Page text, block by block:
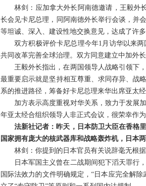
林剑：应加拿大外长阿南德邀请，王毅外
长会见卡尼总理，同阿南德外长举行会谈，并
等坦诚、深入、建设性地交换意见，达成了许多
双方积极评价卡尼总理今年1月访华以来
共同改革完善全球治理。双方同意建立中加外
王毅外长指出，在两国领导人战略引领下
最重要启示就是坚持相互尊重、求同存异、战
系的推进路径，筹备好卡尼总理来华出席亚太
加方表示高度重视对华关系，致力于发展
年亚太经合组织领导人非正式会议，很荣幸作
法新社记者：昨天，日本防卫大臣在香格
国家拥有庞大的核武器库和战略轰炸机，日本
林剑：你提到的日本官员有关说辞毫无根
日本军国主义曾在二战期间犯下滔天罪行
国际法效力的文件明确规定，“日本应完全解